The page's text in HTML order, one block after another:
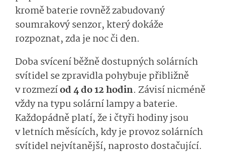
kromě baterie rovněž zabudovaný
soumrakový senzor, který dokáže
rozpoznat, zda je noc či den.
Doba svícení běžně dostupných solárních
svítidel se zpravidla pohybuje přibližně
v rozmezíod 4 do 12 hodin. Závisí nicméně
vždy na typu solární lampy a baterie.
Každopádně platí, že i čtyři hodiny jsou
v letních měsících, kdy je provoz solárních
svítidel nejvítanější, naprosto dostačující.